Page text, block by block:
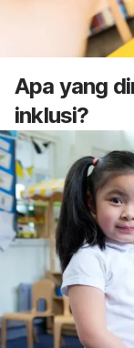
Apa yang
inklusi?